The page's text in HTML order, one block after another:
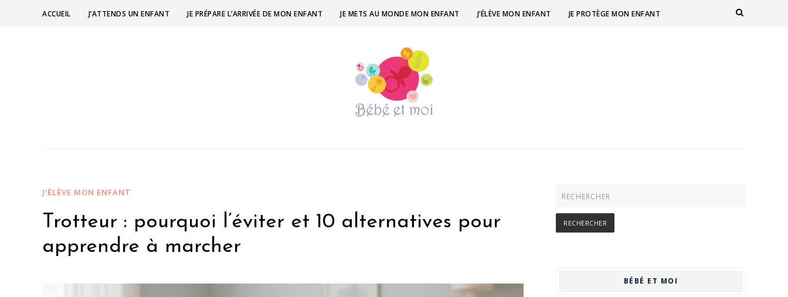
ACCUEIL J’ATTENDS UN ENFANT JE PRÉPARE L’ARRIVÉE DE MON ENFANT JE METS AU MONDE MON ENFANT J’ÉLÈVE MON ENFANT JE PROTÈGE MON ENFANT
J'ÉLÈVE MON ENFANT
Trotteur : pourquoi l’éviter et 10 alternatives pour
apprendre à marcher
BÉBÉ ET MOI